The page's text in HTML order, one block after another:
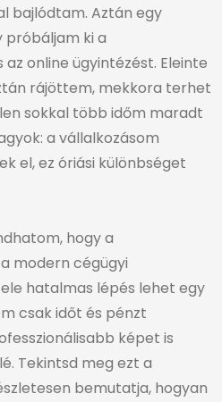
bajlódtam. Aztán egy
ki a
online ügyintézést. Eleinte
rájöttem, mekkora terhet
sokkal több időm maradt
a vállalkozásom
el, ez óriási különbséget
hogy a
modern cégügyi
hatalmas lépés lehet egy
csak időt és pénzt
képet is
Tekintsd meg ezt a
bemutatja, hogyan